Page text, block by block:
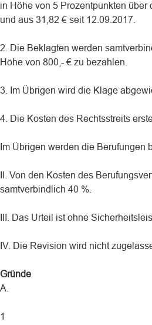
in Höhe von 5 Prozentpunkten
und aus 31,82 € seit 12.09.2017.
2. Die Beklagten werden
Höhe von 800,- € zu bezahlen.
3. Im Übrigen wird die Klage
4. Die Kosten des Rechtsstreits
Im Übrigen werden die Berufungen
II. Von den Kosten des
samtverbindlich 40 %.
III. Das Urteil ist ohne
IV. Die Revision wird nicht
Gründe
A.
1